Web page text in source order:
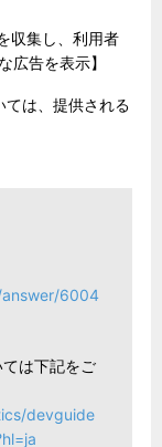
収集し、利用者
広告を表示】
ては、提供される
6004
は下記をご
devguide